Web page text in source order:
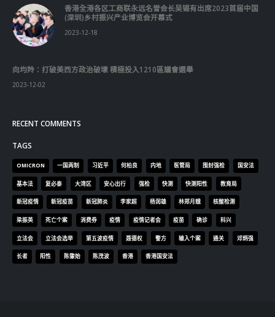
香港全港各区工商联永远名誉会长吴锡有出席2023首届中国
(深圳)乡村振兴产业博览会开幕式
2023-12-18
向均羚：打破美西方政治破壞 積極投入1210區議會選舉
2023-12-02
RECENT COMMENTS
TAGS
OMICRON 一国两制 习近平 何柏良 内地 医管局 围封强检 国安法
基本法 复必泰 大湾区 安心出行 强检 快测 快测阳性 教育局
新冠疫情 新冠疫苗 新冠肺炎 李家超 杨润雄 林郑月娥 核酸检测
梁振英 死亡个案 消费券 疫情 疫情记者会 疫苗 确诊 科兴
立法会 立法会选举 第五波疫情 聂德权 警方 输入个案 通关 邓炳强
长者 阳性 陈肇始 陈茂波 香港 香港国安法